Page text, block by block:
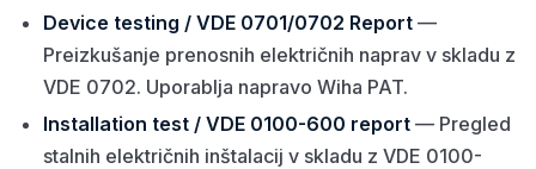
Device testing / VDE 0701/0702 Report —
Preizkušanje prenosnih električnih naprav v skladu z
VDE 0702. Uporablja napravo Wiha PAT.
Installation test / VDE 0100-600 report — Pregled
stalnih električnih inštalacij v skladu z VDE 0100-